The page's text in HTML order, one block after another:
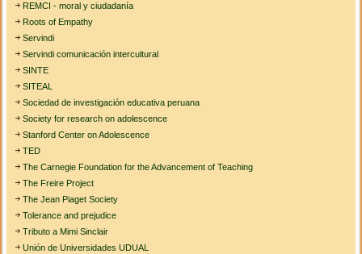
REMCI - moral y ciudadanía
Roots of Empathy
Servindi
Servindi comunicación intercultural
SINTE
SITEAL
Sociedad de investigación educativa peruana
Society for research on adolescence
Stanford Center on Adolescence
TED
The Carnegie Foundation for the Advancement of Teaching
The Freire Project
The Jean Piaget Society
Tolerance and prejudice
Tributo a Mimi Sinclair
Unión de Universidades UDUAL